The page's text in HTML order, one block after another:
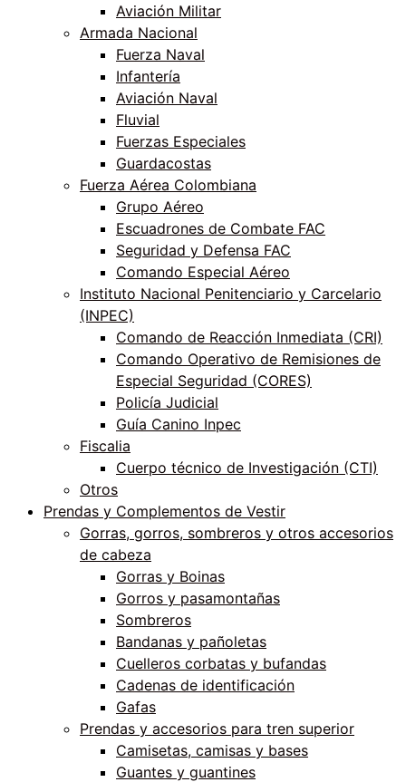
Aviación Militar
Armada Nacional
Fuerza Naval
Infantería
Aviación Naval
Fluvial
Fuerzas Especiales
Guardacostas
Fuerza Aérea Colombiana
Grupo Aéreo
Escuadrones de Combate FAC
Seguridad y Defensa FAC
Comando Especial Aéreo
Instituto Nacional Penitenciario y Carcelario
(INPEC)
Comando de Reacción Inmediata (CRI)
Comando Operativo de Remisiones de
Especial Seguridad (CORES)
Policía Judicial
Guía Canino Inpec
Fiscalia
Cuerpo técnico de Investigación (CTI)
Otros
Prendas y Complementos de Vestir
Gorras, gorros, sombreros y otros accesorios
de cabeza
Gorras y Boinas
Gorros y pasamontañas
Sombreros
Bandanas y pañoletas
Cuelleros corbatas y bufandas
Cadenas de identificación
Gafas
Prendas y accesorios para tren superior
Camisetas, camisas y bases
Guantes y guantines